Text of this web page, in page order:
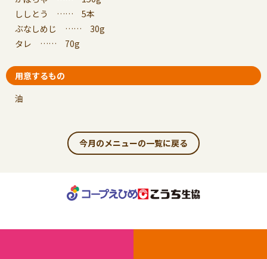
ししとう …… 5本
ぶなしめじ …… 30g
タレ …… 70g
用意するもの
油
今月のメニューの一覧に戻る